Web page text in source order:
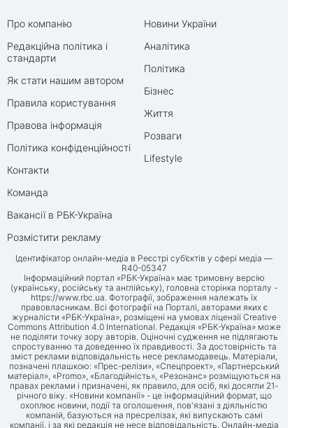
Про компанію
Редакційна політика і
стандарти
Як стати нашим автором
Правила користування
Правова інформація
Політика конфіденційності
Контакти
Команда
Вакансії в РБК-Україна
Розмістити рекламу
Новини України
Аналітика
Політика
Бізнес
Життя
Розваги
Lifestyle
Ідентифікатор онлайн-медіа в Реєстрі суб’єктів у сфері медіа —
R40-05347
Інформаційний портал «РБК-Україна» має тримовну версію
(українську, російську та англійську), головна сторінка порталу -
https://www.rbc.ua. Фотографії, зображення належать їх
правовласникам. Всі фотографії на Порталі, авторами яких є
журналісти «РБК-Україна», розміщені на умовах ліцензії Creative
Commons Attribution 4.0 International. Редакція «РБК-Україна» може
не поділяти точку зору авторів. Оціночні судження не підлягають
спростуванню та доведенню їх правдивості. За достовірність та
зміст реклами відповідальність несе рекламодавець. Матеріали,
позначені плашкою: «Прес-релізи», «Спецпроект», «Партнерський
матеріал», «Promo», «Благодійність», «Резонанс» розміщуються на
правах реклами і призначені, як правило, для осіб, які досягли 21-
річного віку. «Новини компанії» - це інформаційний формат, що
охоплює новини, події та оголошення, пов'язані з діяльністю
компаній, базуються на пресрелізах, які випускають самі
компанії, і за які редакція не несе відповідальність. Онлайн-медіа